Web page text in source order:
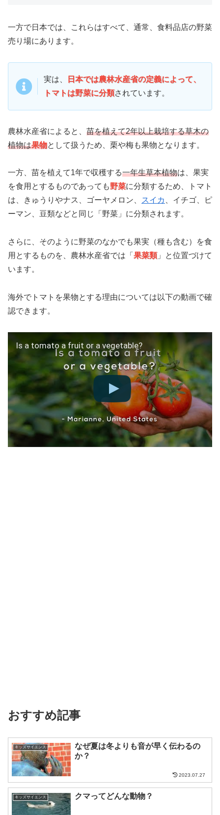
一方で日本では、これらはすべて、通常、食料品店の野菜
売り場にあります。
実は、
日本では農林水産省の定義によって、
トマトは野菜に分類されています。
農林水産省によると、 苗を植えて2年以上栽培する草木の
植物は果物として扱うため、栗や梅も果物となります。
一方、苗を植えて1年で収穫する一年生草本植物は、果実
を食用とするものであっても野菜に分類するため、トマト
は、きゅうりやナス、ゴーヤメロン、 スイカ 、イチゴ、ピ
ーマン、豆類などと同じ「野菜」に分類されます。
さらに、そのように野菜のなかでも果実（種も含む）を食
用とするものを、農林水産省では「 果菜類」と位置づけて
います。
海外でトマトを果物とする理由については以下の動画で確
認できます。
Is a tomato a fruit or a vegetable?
おすすめ記事
キッズサイエンス
なぜ夏は冬よりも音が早く伝わるの
か？
2023.07.27
キッズサイエンス クマってどんな動物？